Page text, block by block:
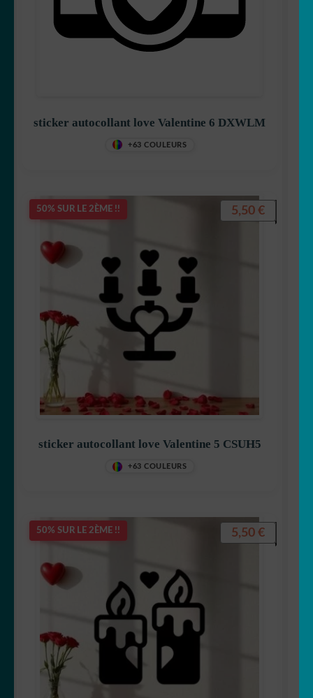
sticker autocollant love Valentine 6 DXWLM
+63 COULEURS
50% SUR LE 2ÈME !!
sticker autocollant love Valentine 5 CSUH5
+63 COULEURS
5,50 €
50% SUR LE 2ÈME !! 5,50 €